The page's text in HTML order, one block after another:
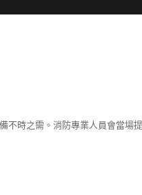
時之需。消防專業人員會當場